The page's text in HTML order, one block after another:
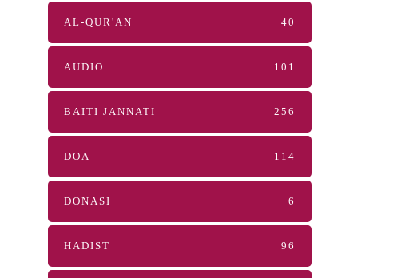
AL-QUR'AN 40
AUDIO 101
BAITI JANNATI 256
DOA 114
DONASI 6
HADIST 96